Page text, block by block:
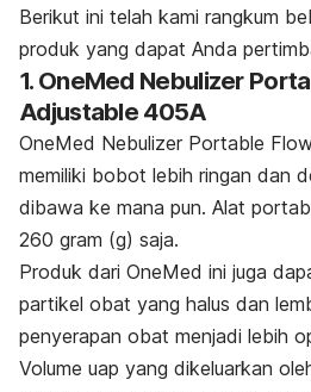
Berikut ini telah kami rangkum
produk yang dapat Anda
1. OneMed Nebulizer
Adjustable 405A
OneMed Nebulizer Portable
memiliki bobot lebih ringan dan
dibawa ke mana pun. Alat
260 gram (g) saja.
Produk dari OneMed ini juga
partikel obat yang halus dan
penyerapan obat menjadi lebih
Volume uap yang dikeluarkan